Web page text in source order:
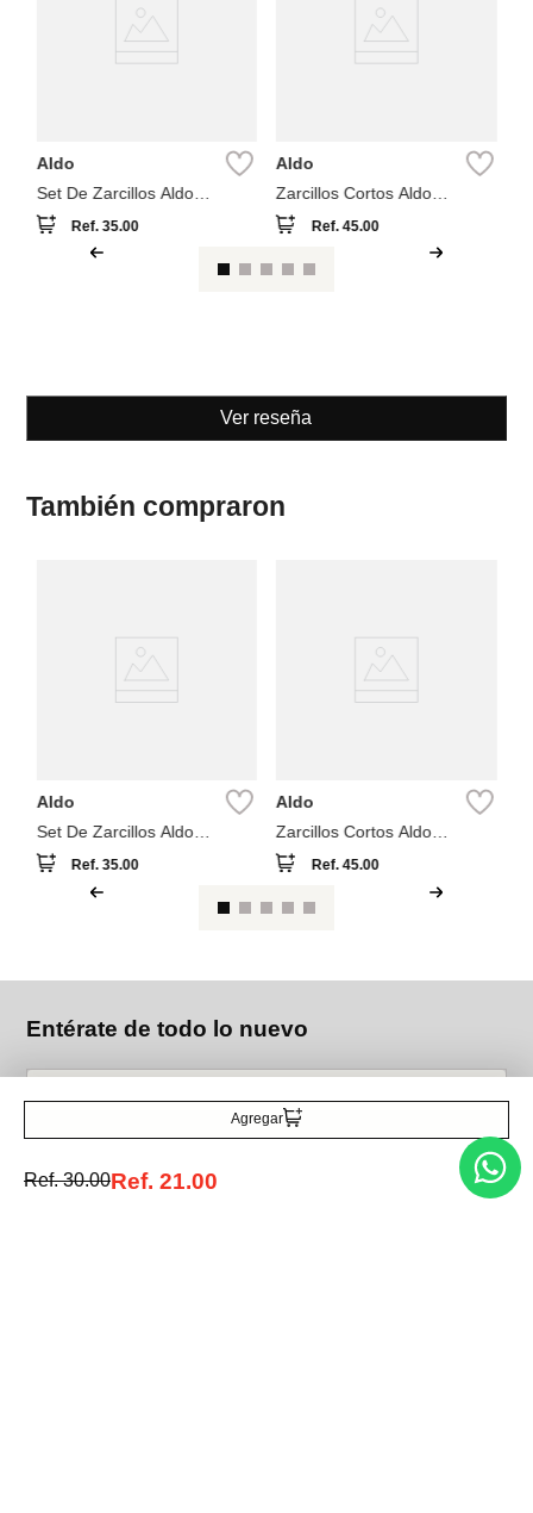
Agregar
Ref.30.00Ref. 21.00
Aldo
Set De Zarcillos Aldo
Luvshell
Ref.35.00
Aldo
Zarcillos Cortos Aldo
Cleargllo
Ref.45.00
Ver reseña
También compraron
Aldo
Set De Zarcillos Aldo
Luvshell
Ref.35.00
Aldo
Zarcillos Cortos Aldo
Cleargllo
Ref.45.00
Entérate de todo lo nuevo
Acepto la política de tratamiento de datos personales Suscribirse